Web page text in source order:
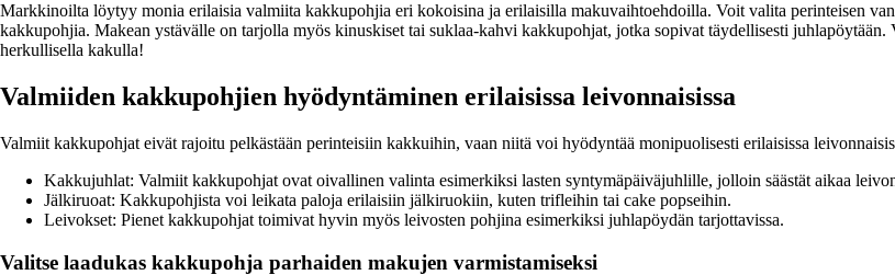
Markkinoilta löytyy monia erilaisia valmiita kakkupohjia eri kokoisina ja erilaisilla makuvaihtoehdoilla. Voit valita perinteisen
kakkupohjia. Makean ystävälle on tarjolla myös kinuskiset tai suklaa-kahvi kakkupohjat, jotka sopivat täydellisesti
herkullisella kakulla!
Valmiiden kakkupohjien hyödyntäminen erilaisissa leivonnaisissa
Valmiit kakkupohjat eivät rajoitu pelkästään perinteisiin kakkuihin, vaan niitä voi hyödyntää monipuolisesti erilaisissa
Kakkujuhlat: Valmiit kakkupohjat ovat oivallinen valinta esimerkiksi lasten syntymäpäiväjuhlille, jolloin säästät aikaa
Jälkiruoat: Kakkupohjista voi leikata paloja erilaisiin jälkiruokiin, kuten trifleihin tai cake popseihin.
Leivokset: Pienet kakkupohjat toimivat hyvin myös leivosten pohjina esimerkiksi juhlapöydän tarjottavissa.
Valitse laadukas kakkupohja parhaiden makujen varmistamiseksi